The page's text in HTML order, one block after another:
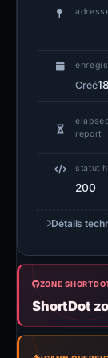
Créé
report
statut
200
Détails
ZONE
ShortDot